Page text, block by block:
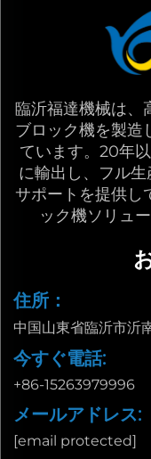
臨沂福達機械は、
ブロック機を製造
ています。20年
に輸出し、フル
サポートを提供し
ック機ソリュ
住所：
中国山東省臨沂市沂
今すぐ電話:
+86-15263979996
メールアドレス:
[email protected]